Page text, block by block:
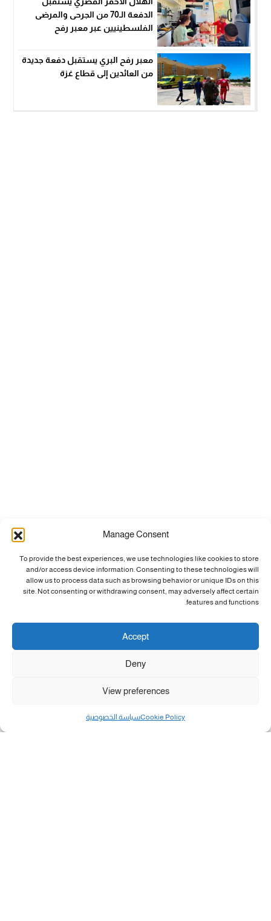
Manage Consent
To provide the best experiences, we use technologies like cookies to store
and/or access device information. Consenting to these technologies will
allow us to process data such as browsing behavior or unique IDs on this
site. Not consenting or withdrawing consent, may adversely affect certain
features and functions.
Accept
Deny
View preferences
Cookie Policyسياسة الخصوصية
الدفعة الـ70 من الجرحى والمرضى
الفلسطينيين عبر معبر رفح
معبر رفح البري يستقبل دفعة جديدة
من العائدين إلى قطاع غزة
مال و أعمال